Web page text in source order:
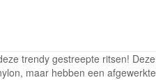
trendy gestreepte ritsen!
maar hebben een